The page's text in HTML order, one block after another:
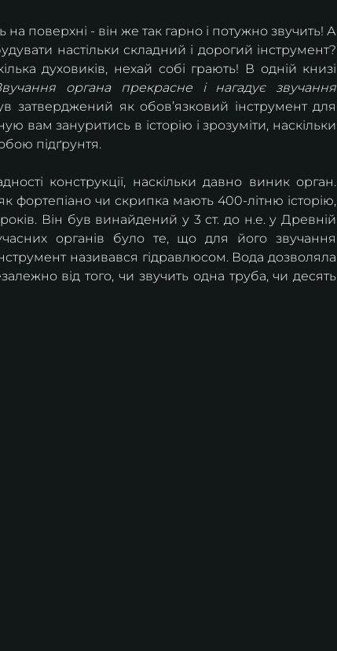
поверхні - він же так гарно і потужно звучить! А
настільки складний і дорогий інструмент?
духовиків, нехай собі грають! В одній книзі
органа прекрасне і нагадує звучання
затверджений як обов’язковий інструмент для
вам зануритись в історію і зрозуміти, наскільки
підґрунтя.
конструкції, наскільки давно виник орган.
фортепіано чи скрипка мають 400-літню історію,
Він був винайдений у 3 ст. до н.е. у Древній
органів було те, що для його звучання
називався гідравлюсом. Вода дозволяла
від того, чи звучить одна труба, чи десять